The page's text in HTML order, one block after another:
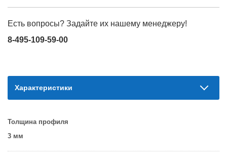
Есть вопросы? Задайте их нашему менеджеру!
8-495-109-59-00
Характеристики
Толщина профиля
3 мм